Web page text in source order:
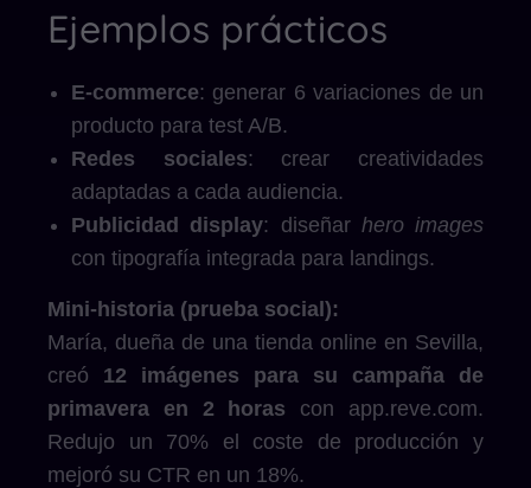
Ejemplos prácticos
E-commerce: generar 6 variaciones de un
producto para test A/B.
Redes sociales: crear creatividades
adaptadas a cada audiencia.
Publicidad display: diseñar hero images
con tipografía integrada para landings.
Mini-historia (prueba social):
María, dueña de una tienda online en Sevilla,
creó 12 imágenes para su campaña de
primavera en 2 horas con app.reve.com.
Redujo un 70% el coste de producción y
mejoró su CTR en un 18%.